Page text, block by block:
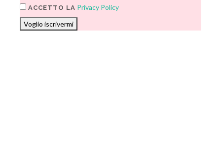
ACCETTO LA Privacy Policy
Voglio iscrivermi